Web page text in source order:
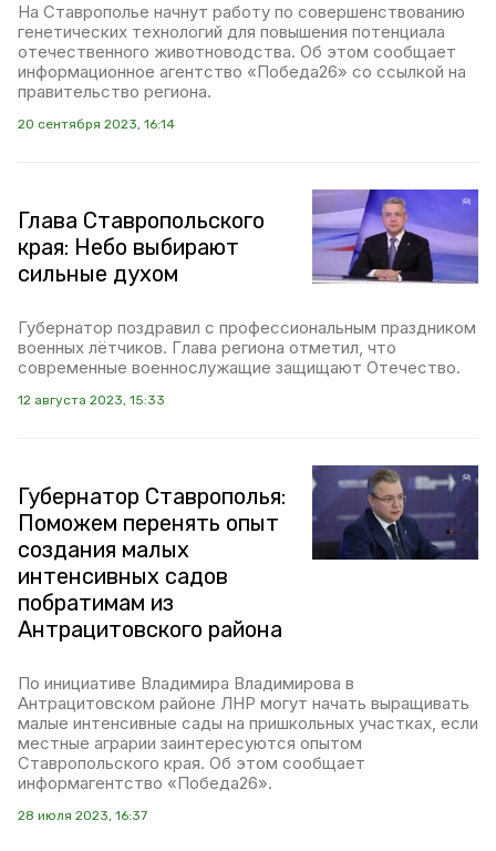
На Ставрополье начнут работу по совершенствованию
генетических технологий для повышения потенциала
отечественного животноводства. Об этом сообщает
информационное агентство «Победа26» со ссылкой на
правительство региона.
20 сентября 2023, 16:14
Глава Ставропольского
края: Небо выбирают
сильные духом
Губернатор поздравил с профессиональным праздником
военных лётчиков. Глава региона отметил, что
современные военнослужащие защищают Отечество.
12 августа 2023, 15:33
Губернатор Ставрополья:
Поможем перенять опыт
создания малых
интенсивных садов
побратимам из
Антрацитовского района
По инициативе Владимира Владимирова в
Антрацитовском районе ЛНР могут начать выращивать
малые интенсивные сады на пришкольных участках, если
местные аграрии заинтересуются опытом
Ставропольского края. Об этом сообщает
информагентство «Победа26».
28 июля 2023, 16:37